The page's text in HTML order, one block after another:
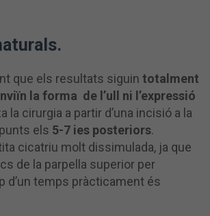
que els resultats siguin totalment
la forma de l’ull ni l’expressió
la cirurgia a partir d’una incisió a la
els 5-7 ies posteriors.
cicatriu molt dissimulada, ja que
de la parpella superior per
d’un temps pràcticament és